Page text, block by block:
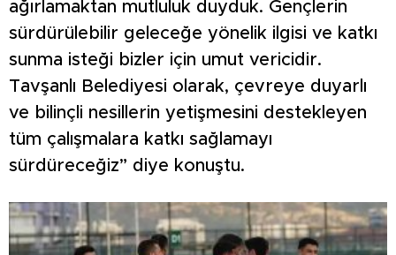
ağırlamaktan mutluluk duyduk. Gençlerin
sürdürülebilir geleceğe yönelik ilgisi ve katkı
sunma isteği bizler için umut vericidir.
Tavşanlı Belediyesi olarak, çevreye duyarlı
ve bilinçli nesillerin yetişmesini destekleyen
tüm çalışmalara katkı sağlamayı
sürdüreceğiz” diye konuştu.